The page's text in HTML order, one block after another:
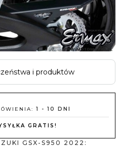
i produktów
1 - 10 DNI
GRATIS!
GSX-S950 2022: